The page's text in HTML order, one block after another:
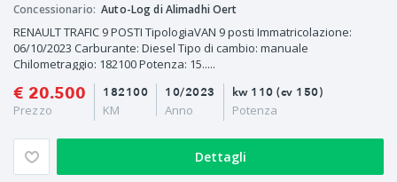
Concessionario: Auto-Log di Alimadhi Oert
RENAULT TRAFIC 9 POSTI TipologiaVAN 9 posti Immatricolazione:
06/10/2023 Carburante: Diesel Tipo di cambio: manuale
Chilometraggio: 182100 Potenza: 15.....
€ 20.500
Prezzo
10/2023
Anno
182100
KM
kw 110 (cv 150)
Potenza
Dettagli